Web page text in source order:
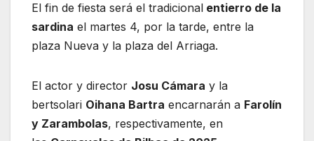
El fin de fiesta será el tradicional entierro de la
sardina el martes 4, por la tarde, entre la
plaza Nueva y la plaza del Arriaga.
El actor y director Josu Cámara y la
bertsolari Oihana Bartra encarnarán a Farolín
y Zarambolas, respectivamente, en